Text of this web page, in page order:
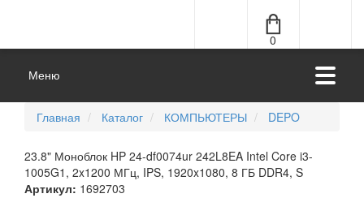
0
Меню
Главная Каталог КОМПЬЮТЕРЫ DEPO
23.8" Моноблок HP 24-df0074ur 242L8EA Intel Core i3-
1005G1, 2x1200 МГц, IPS, 1920x1080, 8 ГБ DDR4, S
Артикул: 1692703